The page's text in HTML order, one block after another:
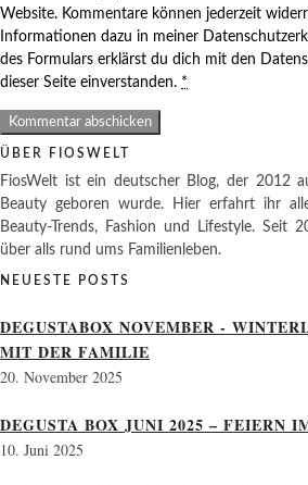
Website. Kommentare können jederzeit
Informationen dazu in meiner
des Formulars erklärst du dich mit den
dieser Seite einverstanden. *
ÜBER FIOSWELT
FiosWelt ist ein deutscher Blog, der 2012
Beauty geboren wurde. Hier erfahrt ihr
Beauty-Trends, Fashion und Lifestyle. Seit
über alls rund ums Familienleben.
NEUESTE POSTS
DEGUSTABOX NOVEMBER -
MIT DER FAMILIE
20. November 2025
DEGUSTA BOX JUNI 2025 – FEIERN
10. Juni 2025